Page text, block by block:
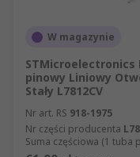
W magazynie
STMicroelectronics
pinowy Liniowy
Stały L7812CV
Nr art. RS 918-1975
Nr części producenta
Suma częściowa (1 tuba